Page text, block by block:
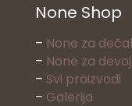
None Shop
– None za
– None za
– Svi proizvodi
– Galerija